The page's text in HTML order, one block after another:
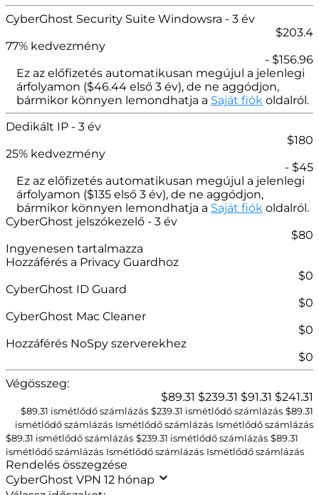
CyberGhost Security Suite Windowsra - 3 év
$203.4
77% kedvezmény
- $156.96
Ez az előfizetés automatikusan megújul a jelenlegi
árfolyamon ($46.44 első 3 év), de ne aggódjon,
bármikor könnyen lemondhatja a Saját fiók oldalról.
Dedikált IP - 3 év
$180
25% kedvezmény
- $45
Ez az előfizetés automatikusan megújul a jelenlegi
árfolyamon ($135 első 3 év), de ne aggódjon,
bármikor könnyen lemondhatja a Saját fiók oldalról.
CyberGhost jelszókezelő - 3 év
$80
Ingyenesen tartalmazza
Hozzáférés a Privacy Guardhoz
$0
CyberGhost ID Guard
$0
CyberGhost Mac Cleaner
$0
Hozzáférés NoSpy szerverekhez
$0
Végösszeg:
$89.31 $239.31 $91.31 $241.31
$89.31 ismétlődő számlázás $239.31 ismétlődő számlázás $89.31
ismétlődő számlázás Ismétlődő számlázás Ismétlődő számlázás
$89.31 ismétlődő számlázás $239.31 ismétlődő számlázás $89.31
ismétlődő számlázás Ismétlődő számlázás Ismétlődő számlázás
Rendelés összegzése
CyberGhost VPN 12 hónap